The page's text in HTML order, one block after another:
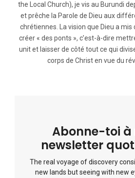
the Local Church), je vis au Burundi
et prêche la Parole de Dieu aux
chrétiennes. La vision que Dieu a
créer « des ponts », c’est-à-dire
unit et laisser de côté tout ce qui
corps de Christ en vue du
Abonne-toi à
newsletter
The real voyage of discovery
new lands but seeing with new